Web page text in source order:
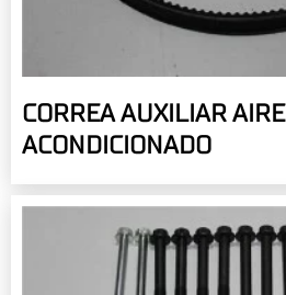
CORREA AUXILIAR AIRE
ACONDICIONADO